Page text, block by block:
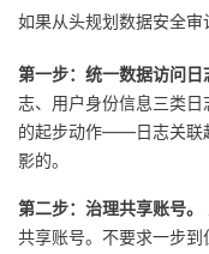
如果从头规划数据安全审
第一步：统一数据访问日
志、用户身份信息三类
的起步动作——日志关联
影的。
第二步：治理共享账号。
共享账号。不要求一步